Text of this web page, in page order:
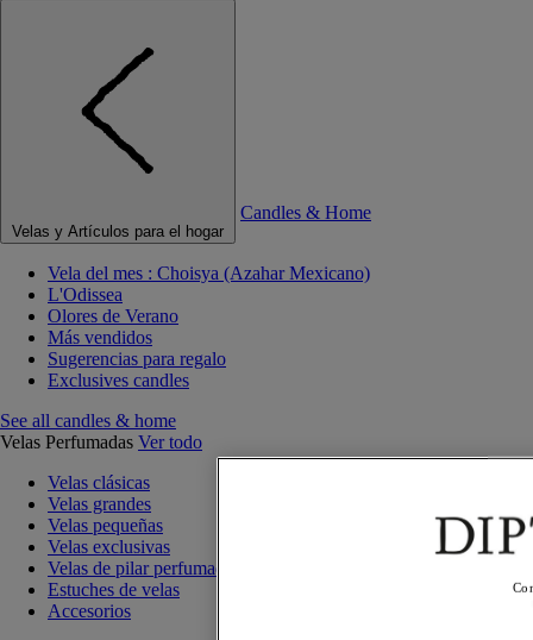
Velas y Artículos para el hogar
Candles & Home
Vela del mes : Choisya (Azahar Mexicano)
L'Odissea
Olores de Verano
Más vendidos
Sugerencias para regalo
Exclusives candles
See all candles & home
Velas Perfumadas Ver todo
Velas clásicas
Velas grandes
Velas pequeñas
Velas exclusivas
Velas de pilar perfumadas
Estuches de velas
Accesorios